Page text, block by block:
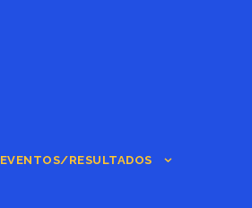
EVENTOS/RESULTADOS